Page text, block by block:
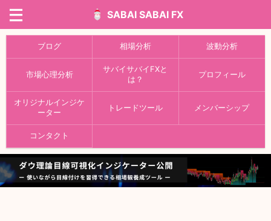
SABAI SABAI FX
ブログ 相場分析 波動分析
市場心理分析
サバイサバイFXと
は？
プロフィール
オリジナルインジケ
ーター
トレードツール メンバーシップ
コンタクト